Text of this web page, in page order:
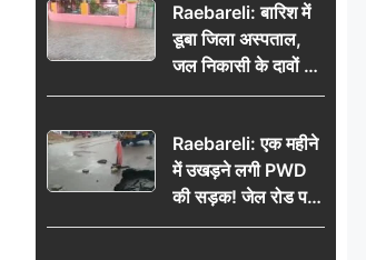
जनसमस्याओं का विवरण
Raebareli: बारिश में
डूबा जिला अस्पताल,
जल निकासी के दावों की
खुली पोल
Raebareli: एक महीने
में उखड़ने लगी PWD
की सड़क! जेल रोड पर
गड्ढे ने खोली निर्माण